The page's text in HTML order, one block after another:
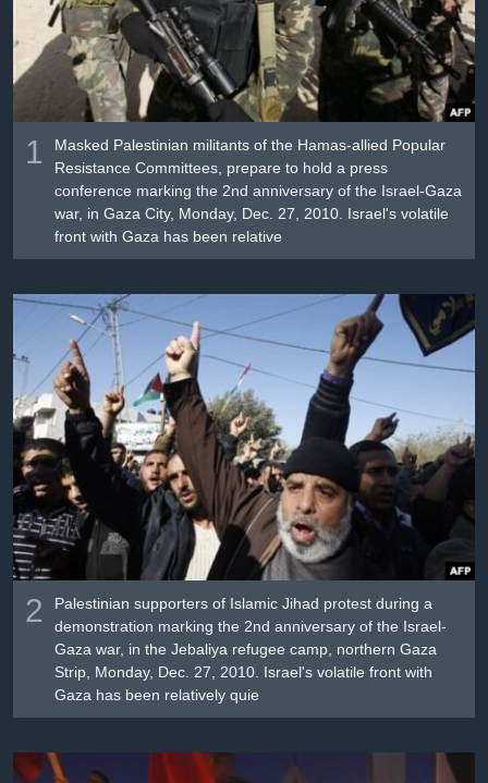
Լեզուներ
1
Masked Palestinian militants of the Hamas-allied Popular
Resistance Committees, prepare to hold a press
conference marking the 2nd anniversary of the Israel-Gaza
war, in Gaza City, Monday, Dec. 27, 2010. Israel's volatile
front with Gaza has been relative
2
Palestinian supporters of Islamic Jihad protest during a
demonstration marking the 2nd anniversary of the Israel-
Gaza war, in the Jebaliya refugee camp, northern Gaza
Strip, Monday, Dec. 27, 2010. Israel's volatile front with
Gaza has been relatively quie